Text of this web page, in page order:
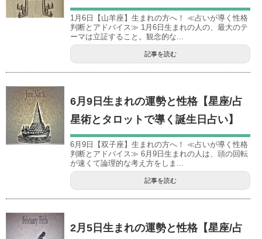
1月6日【山羊座】生まれの方へ！ ≪占いが導く性格
判断とアドバイス≫ 1月6日生まれの人の、最大のテ
ーマは立証すること。観念的な...
記事を読む
6月9日生まれの運勢と性格【星座/占
星術とタロットで導く誕生日占い】
6月9日【双子座】生まれの方へ！ ≪占いが導く性格
判断とアドバイス≫ 6月9日生まれの人は、頭の回転
が速くて論理的な考え方をしま...
記事を読む
2月5日生まれの運勢と性格【星座/占